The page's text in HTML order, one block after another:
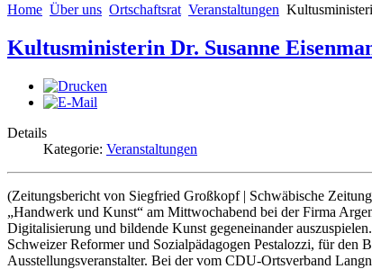
Home Über uns Ortschaftsrat Veranstaltungen
Kultusministerin Dr. Susanne
Details
Kategorie: Veranstaltungen
(Zeitungsbericht von Siegfried Großkopf | Schwäbische
„Handwerk und Kunst“ am Mittwochabend bei der Firma
Digitalisierung und bildende Kunst gegeneinander
Schweizer Reformer und Sozialpädagogen Pestalozzi, für
Ausstellungsveranstalter. Bei der vom CDU-Ortsverband